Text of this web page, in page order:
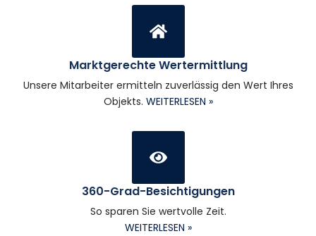
Marktgerechte Wertermittlung
Unsere Mitarbeiter ermitteln zuverlässig den Wert Ihres
Objekts. WEITERLESEN »
360-Grad-Besichtigungen
So sparen Sie wertvolle Zeit.
WEITERLESEN »